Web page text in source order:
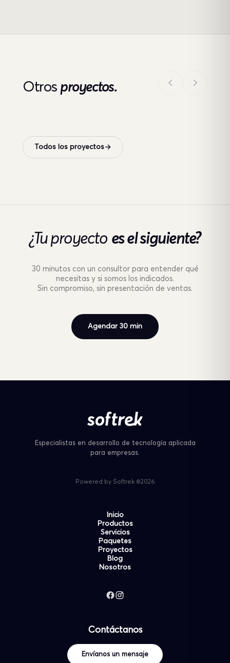
Otros proyectos.
Todos los proyectos
¿Tu proyecto es el siguiente?
30 minutos con un consultor para entender qué
necesitas y si somos los indicados.
Sin compromiso, sin presentación de ventas.
Agendar 30 min
Inicio
Productos
Servicios
Paquetes
Proyectos
Blog
Nosotros
Especialistas en desarrollo de tecnología aplicada
para empresas.
Powered by Softrek ©2026
Contáctanos
Envíanos un mensaje